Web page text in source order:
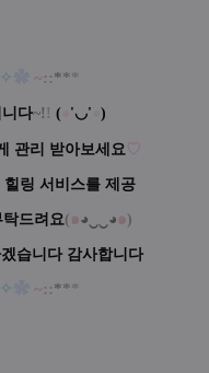
✧ ~::***
다~! ! ( '◡' )
관리 받아보세요♡
링 서비스를 제공
드려요( ๑◕‿‿◕ ๑)
습니다 감사합니다
✧ ~::***